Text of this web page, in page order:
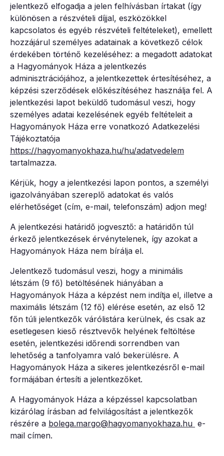
jelentkező elfogadja a jelen felhívásban írtakat (így
különösen a részvételi díjjal, eszközökkel
kapcsolatos és egyéb részvételi feltételeket), emellett
hozzájárul személyes adatainak a következő célok
érdekében történő kezeléséhez: a megadott adatokat
a Hagyományok Háza a jelentkezés
adminisztrációjához, a jelentkezettek értesítéséhez, a
képzési szerződések előkészítéséhez használja fel. A
jelentkezési lapot beküldő tudomásul veszi, hogy
személyes adatai kezelésének egyéb feltételeit a
Hagyományok Háza erre vonatkozó Adatkezelési
Tájékoztatója
https://hagyomanyokhaza.hu/hu/adatvedelem
tartalmazza.
Kérjük, hogy a jelentkezési lapon pontos, a személyi
igazolványában szereplő adatokat és valós
elérhetőséget (cím, e-mail, telefonszám) adjon meg!
A jelentkezési határidő jogvesztő: a határidőn túl
érkező jelentkezések érvénytelenek, így azokat a
Hagyományok Háza nem bírálja el.
Jelentkező tudomásul veszi, hogy a minimális
létszám (9 fő) betöltésének hiányában a
Hagyományok Háza a képzést nem indítja el, illetve a
maximális létszám (12 fő) elérése esetén, az első 12
főn túli jelentkezők várólistára kerülnek, és csak az
esetlegesen kieső résztvevők helyének feltöltése
esetén, jelentkezési időrendi sorrendben van
lehetőség a tanfolyamra való bekerülésre. A
Hagyományok Háza a sikeres jelentkezésről e-mail
formájában értesíti a jelentkezőket.
A Hagyományok Háza a képzéssel kapcsolatban
kizárólag írásban ad felvilágosítást a jelentkezők
részére a bolega.margo@hagyomanyokhaza.hu e-
mail címen.